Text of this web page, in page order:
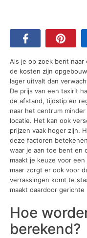
Als je op zoek bent
de kosten zijn
lager uitvalt dan
De prijs van een taxirit
de afstand, tijdstip en
naar het centrum
locatie. Het kan ook
prijzen vaak hoger zijn.
deze factoren
waar je aan toe bent en
maakt je keuze voor
maar zorgt er ook voor
verrassingen komt te
maakt daardoor
Hoe
berekend?